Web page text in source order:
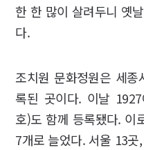
한 한 많이 살려두니 옛
다.
조치원 문화정원은 세
록된 곳이다. 이날
호)도 함께 등록됐다. 이
7개로 늘었다. 서울 13곳